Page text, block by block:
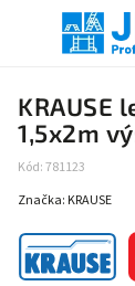
KRAUSE
1,5x2m
Kód:781123
Značka: KRAUSE